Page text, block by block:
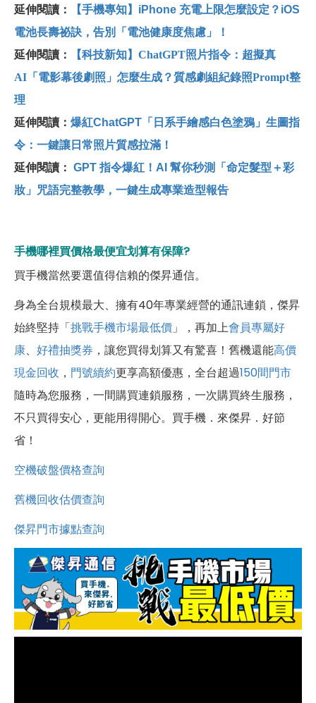
延伸閱讀：
【手機專知】iPhone 充電上限怎麼設定？iOS
電池長壽祕訣，告別「電池健康度焦慮」！
延伸閱讀：
【科技新知】ChatGPT照片指令：超擬真
AI「電影幕後劇照」怎麼生成？質感劇組紀錄照Prompt整
理
延伸閱讀： 爆紅ChatGPT 「日系手繪感白色塗鴉」生圖指
令：一鍵讓日常照片質感拉滿！
延伸閱讀： GPT 指令爆紅！AI 幫你秒測「命定髮型＋彩
妝」咒語完整教學，一鍵生成專業造型報告
手機哪裡買價格最便宜划算有保障?
買手機當然要選值得信賴的傑昇通信。
身為全台規模最大、擁有40年專業經營的通訊連鎖，傑昇
始終堅持「挑戰手機市場最低價 」，再加上會員專屬好
康、 好禮抽獎券 ，讓您買得划算又有驚喜！舊機還能高價
現金回收 ， 門號續約更享高額優惠，全台超過150間門市
隨時為您服務，一間購買連鎖服務，一次購買終生服務，
不只買得安心，更能用得開心。買手機．來傑昇．好節
省！
空機破盤價格查詢
舊機回收估價查詢
傑昇門市據點查詢